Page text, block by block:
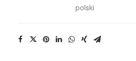
polski